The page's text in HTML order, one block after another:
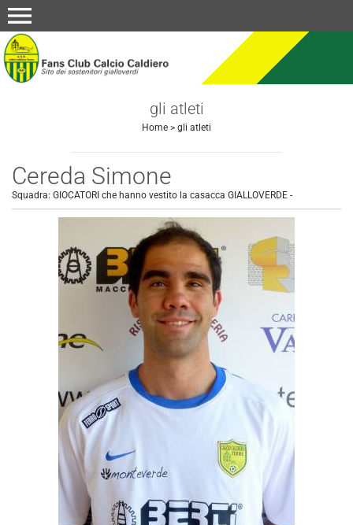
menu
gli atleti
Home > gli atleti
Cereda Simone
Squadra: GIOCATORI che hanno vestito la casacca GIALLOVERDE -